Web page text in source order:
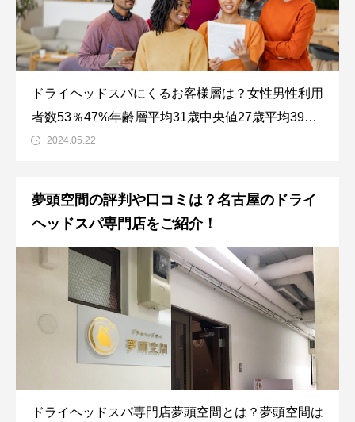
ドライヘッドスパにくるお客様層は？女性男性利用
者数53％47%年齢層平均31歳中央値27歳平均39歳
中央値33歳同時予約人数【1人：69％】 【2人：
2024.05.22
夢頭空間の評判や口コミは？名古屋のドライ
ヘッドスパ専門店をご紹介！
ドライヘッドスパ専門店夢頭空間とは？夢頭空間は